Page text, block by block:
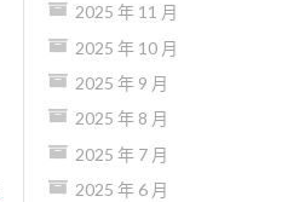
2025 年 11 月
2025 年 10 月
2025 年 9 月
2025 年 8 月
2025 年 7 月
2025 年 6 月